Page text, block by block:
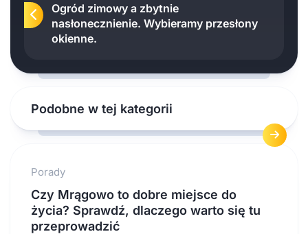
Ogród zimowy a zbytnie
nasłonecznienie. Wybieramy przesłony
okienne.
Podobne w tej kategorii
Porady
Czy Mrągowo to dobre miejsce do
życia? Sprawdź, dlaczego warto się tu
przeprowadzić